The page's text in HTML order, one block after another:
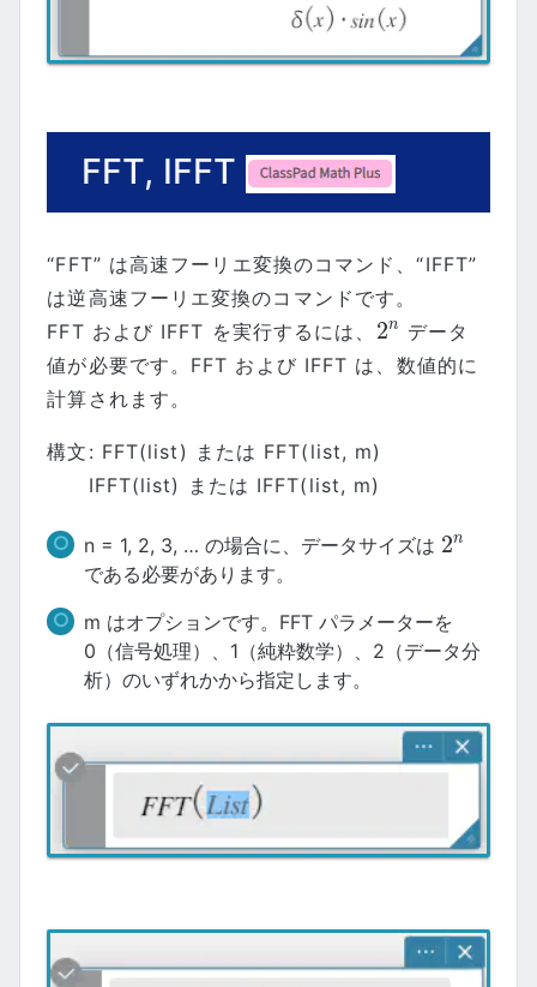
FFT, IFFT
“FFT” は高速フーリエ変換のコマンド、“IFFT”
は逆高速フーリエ変換のコマンドです。
FFT および IFFT を実行するには、 2n
2n データ
値が必要です。FFT および IFFT は、数値的に
計算されます。
構文: FFT(list) または FFT(list, m)
IFFT(list) または IFFT(list, m)
n = 1, 2, 3, … の場合に、データサイズは 2n
2n
である必要があります。
m はオプションです。FFT パラメーターを
0（信号処理）、1（純粋数学）、2（データ分
析）のいずれかから指定します。